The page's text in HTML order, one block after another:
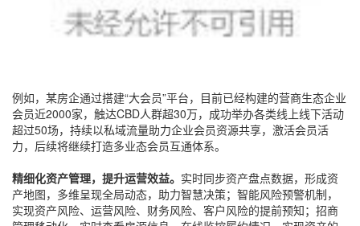
例如，某房企通过搭建“大会员”平台，目前已经构建的营商生态企业
会员近2000家，触达CBD人群超30万，成功举办各类线上线下活动
超过50场，持续以私域流量助力企业会员资源共享，激活会员活
力，后续将继续打造多业态会员互通体系。
精细化资产管理，提升运营效益。 实时同步资产盘点数据，形成资
产地图，多维呈现全局动态，助力智慧决策；智能风险预警机制，
实现资产风险、运营风险、财务风险、客户风险的提前预知；招商